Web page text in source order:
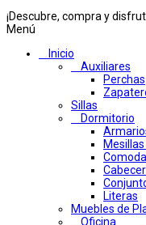
¡Descubre, compra y
Menú
Inicio
Auxiliares
Perchas
Sillas
Dormitorio
Literas
Muebles de
Oficina